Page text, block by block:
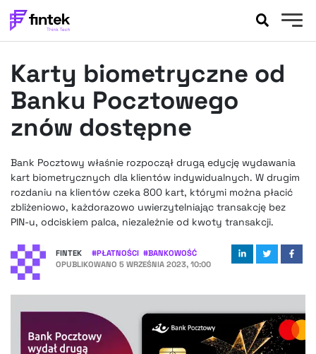
BANKOWOŚĆ
EVENTY
FELIETONY
WYWIADY
PODCASTY
FINTEK EXTRA
OKIEM EKSPERTA
Karty biometryczne od
Banku Pocztowego
znów dostępne
Bank Pocztowy właśnie rozpoczął drugą edycję wydawania
kart biometrycznych dla klientów indywidualnych. W drugim
rozdaniu na klientów czeka 800 kart, którymi można płacić
zbliżeniowo, każdorazowo uwierzytelniając transakcję bez
PIN-u, odciskiem palca, niezależnie od kwoty transakcji.
FINTEK #PŁATNOŚCI #BANKOWOŚĆ
OPUBLIKOWANO 5 WRZEŚNIA 2023, 10:00